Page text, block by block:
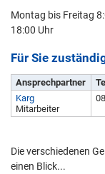
Montag bis Freitag
18:00 Uhr
Für Sie
Ansprechpartner
Karg
Mitarbeiter
Die verschiedenen
einen Blick...